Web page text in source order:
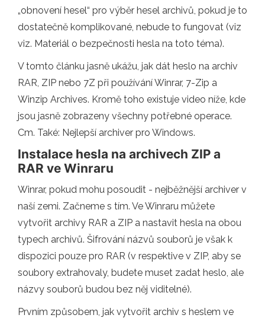
„obnovení hesel“ pro výběr hesel archivů, pokud je to
dostatečně komplikované, nebude to fungovat (viz
viz. Materiál o bezpečnosti hesla na toto téma).
V tomto článku jasně ukážu, jak dát heslo na archiv
RAR, ZIP nebo 7Z při používání Winrar, 7-Zip a
Winzip Archives. Kromě toho existuje video níže, kde
jsou jasně zobrazeny všechny potřebné operace.
Cm. Také: Nejlepší archiver pro Windows.
Instalace hesla na archivech ZIP a
RAR ve Winraru
Winrar, pokud mohu posoudit - nejběžnější archiver v
naší zemi. Začneme s tím. Ve Winraru můžete
vytvořit archivy RAR a ZIP a nastavit hesla na obou
typech archivů. Šifrování názvů souborů je však k
dispozici pouze pro RAR (v respektive v ZIP, aby se
soubory extrahovaly, budete muset zadat heslo, ale
názvy souborů budou bez něj viditelné).
Prvním způsobem, jak vytvořit archiv s heslem ve